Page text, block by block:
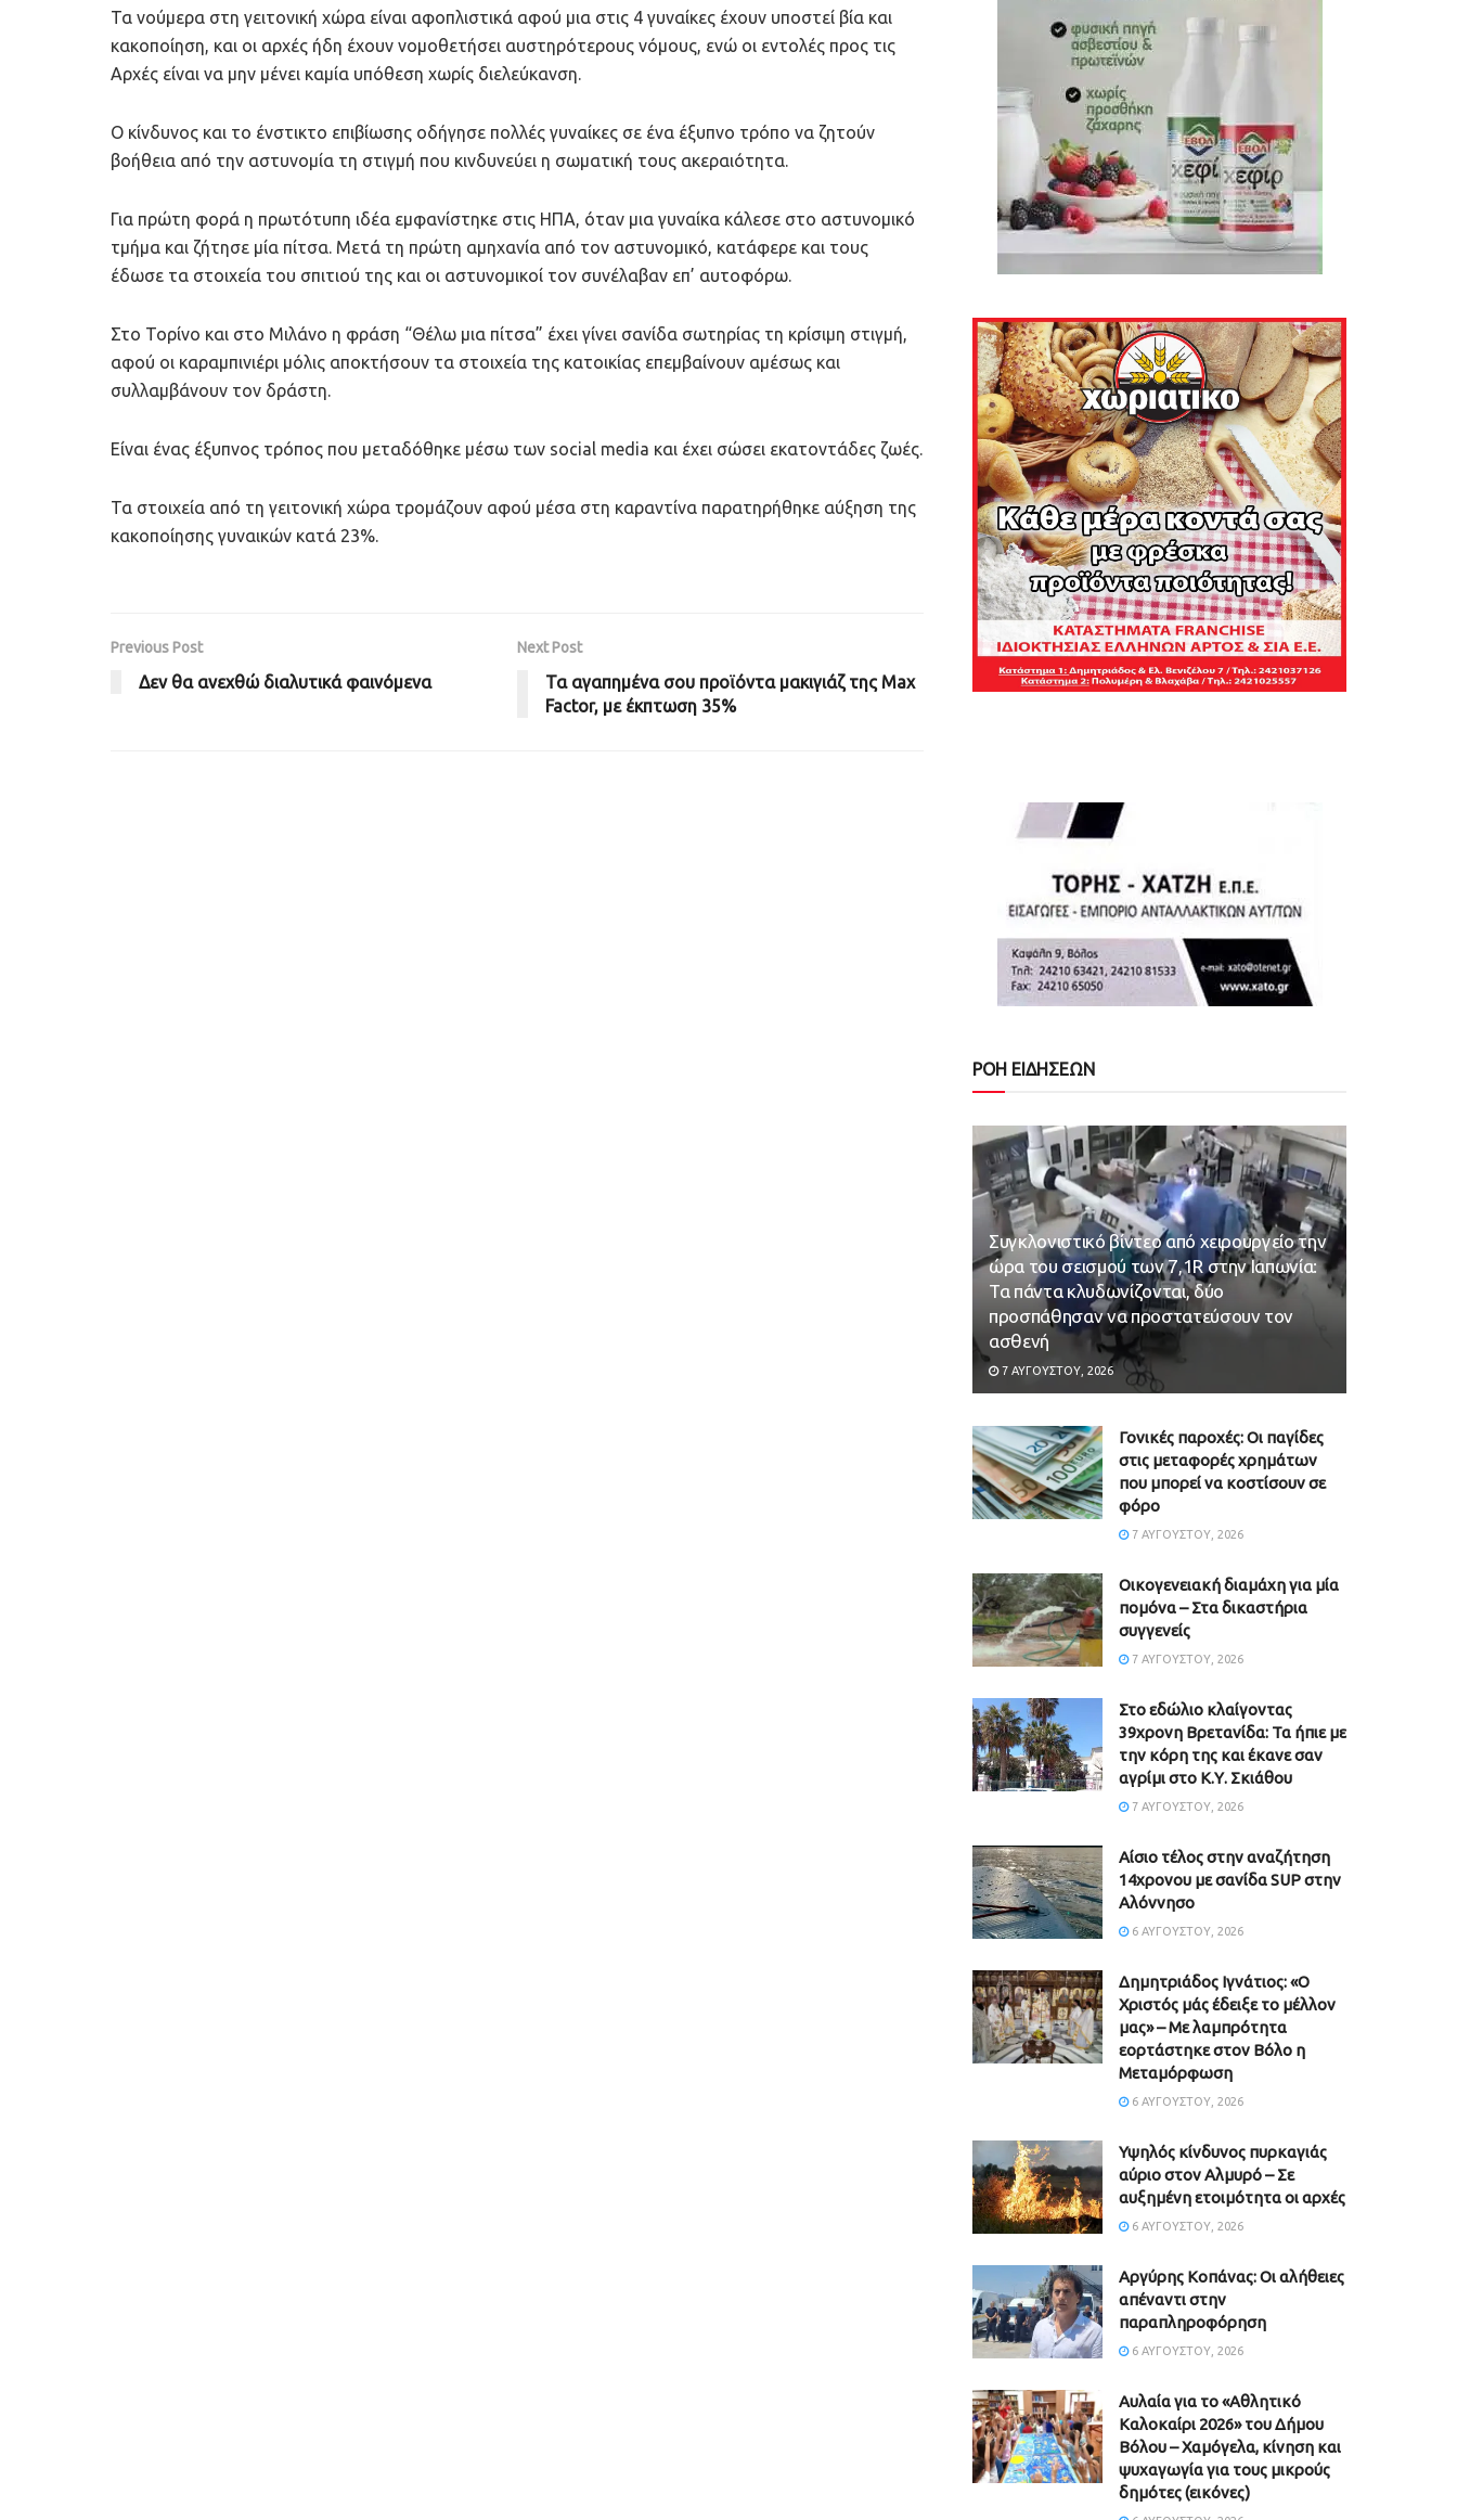
Τα νούμερα στη γειτονική χώρα είναι αφοπλιστικά αφού μια στις 4 γυναίκες έχουν υποστεί βία και
κακοποίηση, και οι αρχές ήδη έχουν νομοθετήσει αυστηρότερους νόμους, ενώ οι εντολές προς τις
Αρχές είναι να μην μένει καμία υπόθεση χωρίς διελεύκανση.
Ο κίνδυνος και το ένστικτο επιβίωσης οδήγησε πολλές γυναίκες σε ένα έξυπνο τρόπο να ζητούν
βοήθεια από την αστυνομία τη στιγμή που κινδυνεύει η σωματική τους ακεραιότητα.
Για πρώτη φορά η πρωτότυπη ιδέα εμφανίστηκε στις ΗΠΑ, όταν μια γυναίκα κάλεσε στο αστυνομικό
τμήμα και ζήτησε μία πίτσα. Μετά τη πρώτη αμηχανία από τον αστυνομικό, κατάφερε και τους
έδωσε τα στοιχεία του σπιτιού της και οι αστυνομικοί τον συνέλαβαν επ’ αυτοφόρω.
Στο Τορίνο και στο Μιλάνο η φράση “Θέλω μια πίτσα” έχει γίνει σανίδα σωτηρίας τη κρίσιμη στιγμή,
αφού οι καραμπινιέρι μόλις αποκτήσουν τα στοιχεία της κατοικίας επεμβαίνουν αμέσως και
συλλαμβάνουν τον δράστη.
Είναι ένας έξυπνος τρόπος που μεταδόθηκε μέσω των social media και έχει σώσει εκατοντάδες ζωές.
Τα στοιχεία από τη γειτονική χώρα τρομάζουν αφού μέσα στη καραντίνα παρατηρήθηκε αύξηση της
κακοποίησης γυναικών κατά 23%.
Previous Post
Δεν θα ανεχθώ διαλυτικά φαινόμενα
Next Post
Τα αγαπημένα σου προϊόντα μακιγιάζ της Max
Factor, με έκπτωση 35%
ΡΟΗ ΕΙΔΗΣΕΩΝ
Συγκλονιστικό βίντεο από χειρουργείο την
ώρα του σεισμού των 7,1R στην Ιαπωνία:
Τα πάντα κλυδωνίζονται, δύο
προσπάθησαν να προστατεύσουν τον
ασθενή
7 ΑΥΓΟΎΣΤΟΥ, 2026
Γονικές παροχές: Οι παγίδες
στις μεταφορές χρημάτων
που μπορεί να κοστίσουν σε
φόρο
7 ΑΥΓΟΎΣΤΟΥ, 2026
Οικογενειακή διαμάχη για μία
πομόνα – Στα δικαστήρια
συγγενείς
7 ΑΥΓΟΎΣΤΟΥ, 2026
Στο εδώλιο κλαίγοντας
39χρονη Βρετανίδα: Τα ήπιε με
την κόρη της και έκανε σαν
αγρίμι στο Κ.Υ. Σκιάθου
7 ΑΥΓΟΎΣΤΟΥ, 2026
Αίσιο τέλος στην αναζήτηση
14χρονου με σανίδα SUP στην
Αλόννησο
6 ΑΥΓΟΎΣΤΟΥ, 2026
Δημητριάδος Ιγνάτιος: «Ο
Χριστός μάς έδειξε το μέλλον
μας» – Με λαμπρότητα
εορτάστηκε στον Βόλο η
Μεταμόρφωση
6 ΑΥΓΟΎΣΤΟΥ, 2026
Υψηλός κίνδυνος πυρκαγιάς
αύριο στον Αλμυρό – Σε
αυξημένη ετοιμότητα οι αρχές
6 ΑΥΓΟΎΣΤΟΥ, 2026
Aργύρης Κοπάνας: Οι αλήθειες
απέναντι στην
παραπληροφόρηση
6 ΑΥΓΟΎΣΤΟΥ, 2026
Αυλαία για το «Αθλητικό
Καλοκαίρι 2026» του Δήμου
Βόλου – Χαμόγελα, κίνηση και
ψυχαγωγία για τους μικρούς
δημότες (εικόνες)